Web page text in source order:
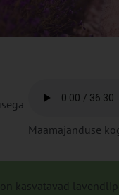
Maamajanduse
on kasvatavad